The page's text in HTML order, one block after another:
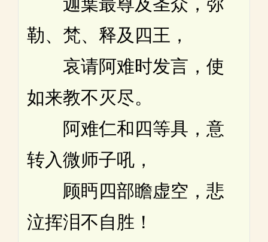
勒、梵、释及四王，
哀请阿难时发言，使
如来教不灭尽。
阿难仁和四等具，意
转入微师子吼，
顾眄四部瞻虚空，悲
泣挥泪不自胜！